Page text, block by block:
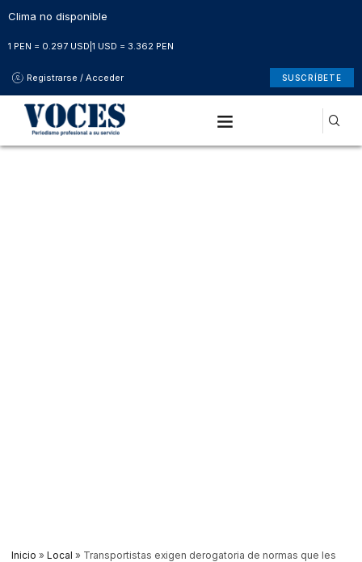
Clima no disponible
1 PEN = 0.297 USD 1 USD = 3.362 PEN
Registrarse / Acceder SUSCRÍBETE
Inicio » Local » Transportistas exigen derogatoria de normas que les